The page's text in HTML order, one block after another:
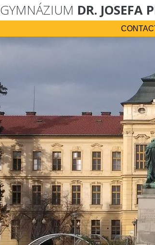
GYMNÁZIUM DR. JOSEFA